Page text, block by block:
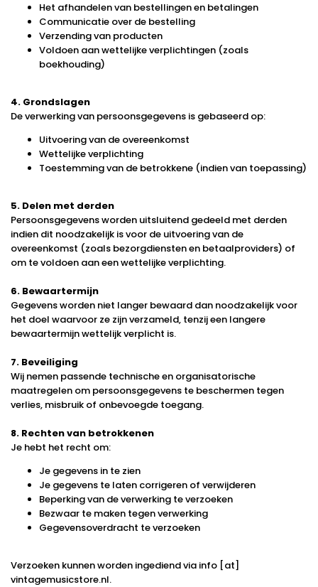
Het afhandelen van bestellingen en betalingen
Communicatie over de bestelling
Verzending van producten
Voldoen aan wettelijke verplichtingen (zoals
boekhouding)
4. Grondslagen
De verwerking van persoonsgegevens is gebaseerd op:
Uitvoering van de overeenkomst
Wettelijke verplichting
Toestemming van de betrokkene (indien van toepassing)
5. Delen met derden
Persoonsgegevens worden uitsluitend gedeeld met derden
indien dit noodzakelijk is voor de uitvoering van de
overeenkomst (zoals bezorgdiensten en betaalproviders) of
om te voldoen aan een wettelijke verplichting.
6. Bewaartermijn
Gegevens worden niet langer bewaard dan noodzakelijk voor
het doel waarvoor ze zijn verzameld, tenzij een langere
bewaartermijn wettelijk verplicht is.
7. Beveiliging
Wij nemen passende technische en organisatorische
maatregelen om persoonsgegevens te beschermen tegen
verlies, misbruik of onbevoegde toegang.
8. Rechten van betrokkenen
Je hebt het recht om:
Je gegevens in te zien
Je gegevens te laten corrigeren of verwijderen
Beperking van de verwerking te verzoeken
Bezwaar te maken tegen verwerking
Gegevensoverdracht te verzoeken
Verzoeken kunnen worden ingediend via info [at]
vintagemusicstore.nl.